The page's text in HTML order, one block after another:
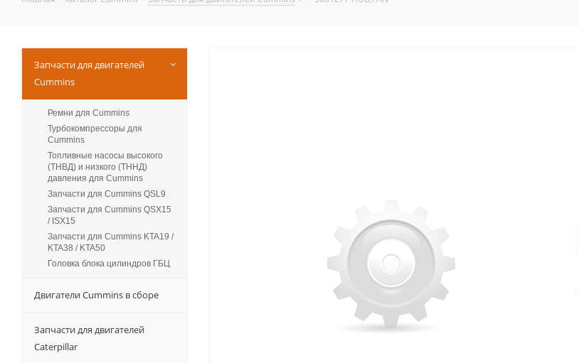
Запчасти для двигателей
Cummins
Ремни для Cummins
Турбокомпрессоры для
Сummins
Топливные насосы высокого
(ТНВД) и низкого (ТННД)
давления для Cummins
Запчасти для Cummins QSL9
Запчасти для Cummins QSX15
/ ISX15
Запчасти для Cummins KTA19 /
KTA38 / KTA50
Головка блока цилиндров ГБЦ
Двигатели Cummins в сборе
Запчасти для двигателей
Caterpillar